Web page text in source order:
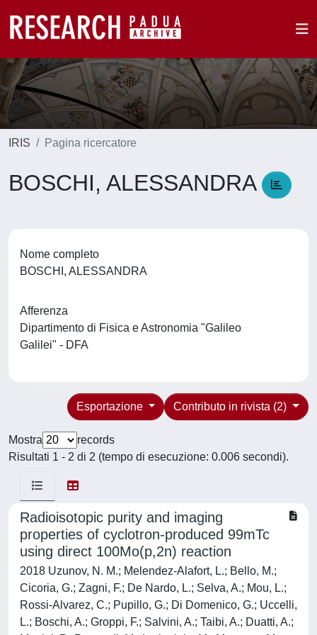
IRIS Pagina ricercatore
BOSCHI, ALESSANDRA
Nome completo
BOSCHI, ALESSANDRA
Afferenza
Dipartimento di Fisica e Astronomia "Galileo
Galilei" - DFA
Contributo in rivista (2)
Esportazione
Mostra
records
Risultati 1 - 2 di 2 (tempo di esecuzione: 0.006 secondi).
Radioisotopic purity and imaging
properties of cyclotron-produced 99mTc
using direct 100Mo(p,2n) reaction
2018 Uzunov, N. M.; Melendez-Alafort, L.; Bello, M.;
Cicoria, G.; Zagni, F.; De Nardo, L.; Selva, A.; Mou, L.;
Rossi-Alvarez, C.; Pupillo, G.; Di Domenico, G.; Uccelli,
L.; Boschi, A.; Groppi, F.; Salvini, A.; Taibi, A.; Duatti, A.;